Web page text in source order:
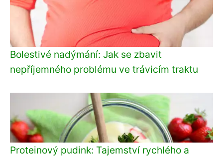
Bolestivé nadýmání: Jak se zbavit
nepříjemného problému ve trávicím traktu
Proteinový pudink: Tajemství rychlého a